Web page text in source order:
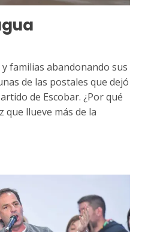
familias abandonando sus
de las postales que dejó
de Escobar. ¿Por qué
que llueve más de la